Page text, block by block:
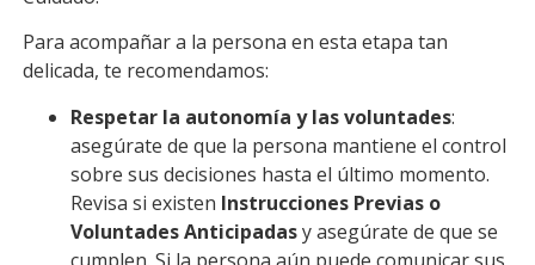
Para acompañar a la persona en esta etapa tan
delicada, te recomendamos:
Respetar la autonomía y las voluntades:
asegúrate de que la persona mantiene el control
sobre sus decisiones hasta el último momento.
Revisa si existen Instrucciones Previas o
Voluntades Anticipadasy asegúrate de que se